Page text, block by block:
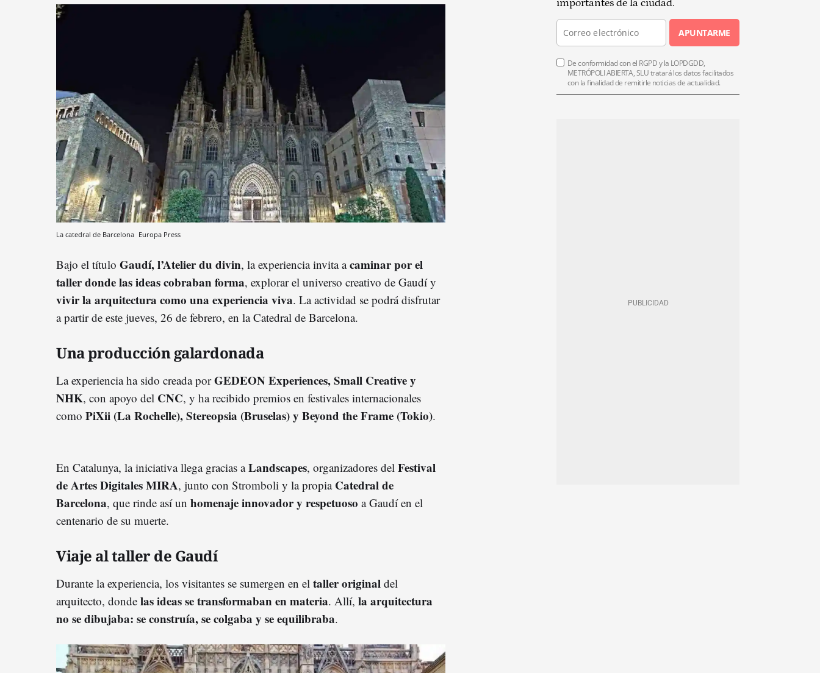
La catedral de Barcelona Europa Press
Bajo el título Gaudí, l’Atelier du divin, la experiencia invita acaminar por el
taller donde las ideas cobraban forma, explorar el universo creativo de Gaudí y
vivir la arquitectura como una experiencia viva. La actividad se podrá disfrutar
a partir de este jueves, 26 de febrero, en la Catedral de Barcelona.
Una producción galardonada
La experiencia ha sido creada porGEDEON Experiences, Small Creative y
NHK, con apoyo del CNC, y ha recibido premios en festivales internacionales
como PiXii (La Rochelle), Stereopsia (Bruselas) y Beyond the Frame (Tokio).
En Catalunya, la iniciativa llega gracias aLandscapes, organizadores del Festival
de Artes Digitales MIRA, junto con Stromboli y la propia Catedral de
Barcelona, que rinde así un homenaje innovador y respetuoso a Gaudí en el
centenario de su muerte.
Viaje al taller de Gaudí
Durante la experiencia, los visitantes se sumergen en el taller original del
arquitecto, donde las ideas se transformaban en materia. Allí, la arquitectura
no se dibujaba: se construía, se colgaba y se equilibraba.
importantes de la ciudad.
APUNTARME
De conformidad con el RGPD y la LOPDGDD,
METRÓPOLI ABIERTA, SLU tratará los datos facilitados
con la finalidad de remitirle noticias de actualidad.